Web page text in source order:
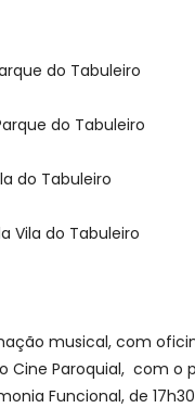
do Tabuleiro
do Tabuleiro
do Tabuleiro
Vila do Tabuleiro
musical, com
Cine Paroquial, com
Funcional, de